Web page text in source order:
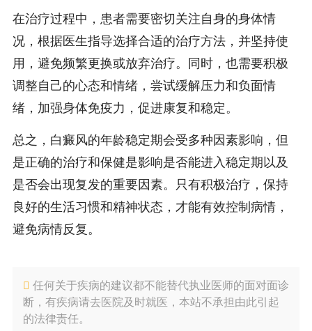
在治疗过程中，患者需要密切关注自身的身体情
况，根据医生指导选择合适的治疗方法，并坚持使
用，避免频繁更换或放弃治疗。同时，也需要积极
调整自己的心态和情绪，尝试缓解压力和负面情
绪，加强身体免疫力，促进康复和稳定。
总之，白癜风的年龄稳定期会受多种因素影响，但
是正确的治疗和保健是影响是否能进入稳定期以及
是否会出现复发的重要因素。只有积极治疗，保持
良好的生活习惯和精神状态，才能有效控制病情，
避免病情反复。
任何关于疾病的建议都不能替代执业医师的面对面诊
断，有疾病请去医院及时就医，本站不承担由此引起
的法律责任。